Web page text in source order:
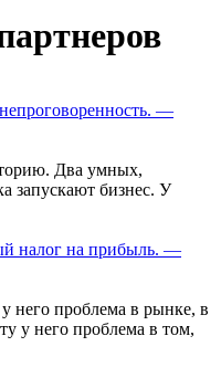
—
Два умных,
запускают бизнес. У
налог на прибыль. —
него проблема в рынке, в
у него проблема в том,